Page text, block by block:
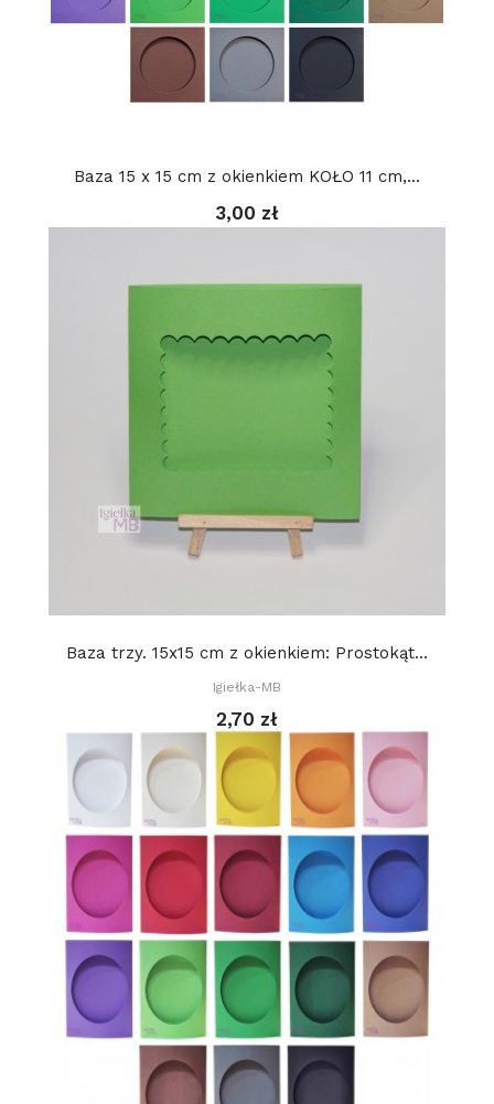
Baza 15 x 15 cm z okienkiem KOŁO 11 cm,...
3,00 zł
Baza trzy. 15x15 cm z okienkiem: Prostokąt...
Igiełka-MB
2,70 zł